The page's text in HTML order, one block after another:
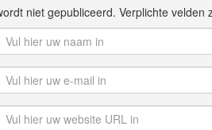
niet gepubliceerd. Verplichte velden